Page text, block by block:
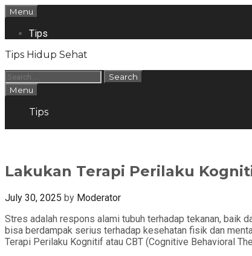
Skip
to
content
Menu
Tips
Tips Hidup Sehat
Search
for:
Search
Menu
Tips
Lakukan Terapi Perilaku
July 30, 2025 by Moderator
Stres adalah respons alami tubuh terhadap tekanan, baik
bisa berdampak serius terhadap kesehatan fisik dan
Terapi Perilaku Kognitif atau CBT (Cognitive Behavioral